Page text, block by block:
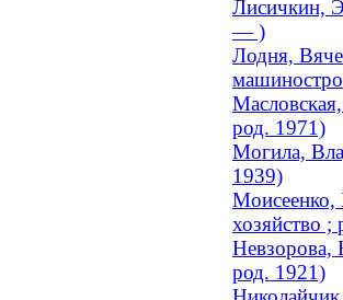
Лисичкин,
— )
Лодня,
род. 1971)
Могила,
1939)
Моисеенко,
хозяйство ;
Невзорова,
род. 1921)